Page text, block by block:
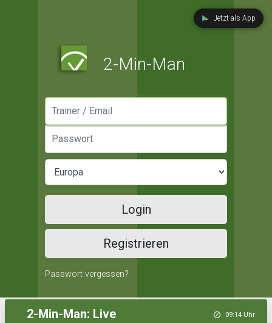
Jetzt als App
2-Min-Man
Login
Registrieren
Passwort vergessen?
2-Min-Man: Live 09:14 Uhr